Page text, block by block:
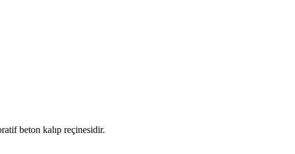
beton kalıp reçinesidir.